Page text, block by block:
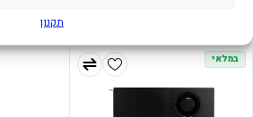
תקנון
במלאי